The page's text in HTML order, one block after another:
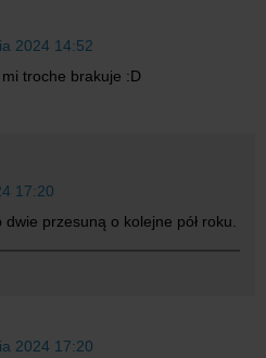
2024 14:52
troche brakuje :D
17:20
przesuną o kolejne pół roku.
2024 17:20